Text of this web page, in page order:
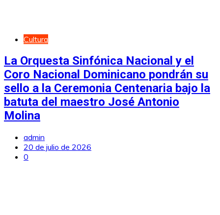
Cultura
La Orquesta Sinfónica Nacional y el
Coro Nacional Dominicano pondrán su
sello a la Ceremonia Centenaria bajo la
batuta del maestro José Antonio
Molina
admin
20 de julio de 2026
0